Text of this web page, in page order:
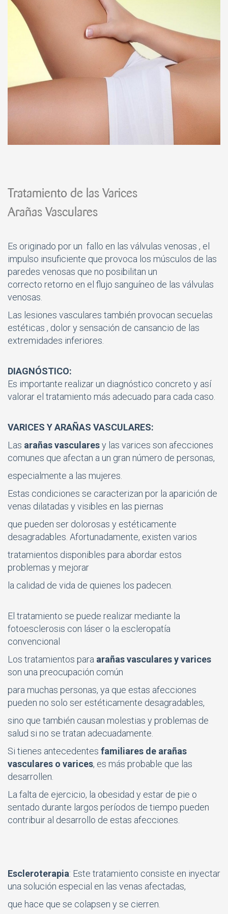
Tratamiento de las Varices
Arañas Vasculares
Es originado por un fallo en las válvulas venosas , el
impulso insuficiente que provoca los músculos de las
paredes venosas que no posibilitan un
correcto retorno en el flujo sanguíneo de las válvulas
venosas.
Las lesiones vasculares también provocan secuelas
estéticas , dolor y sensación de cansancio de las
extremidades inferiores.
DIAGNÓSTICO:
Es importante realizar un diagnóstico concreto y así
valorar el tratamiento más adecuado para cada caso.
VARICES Y ARAÑAS VASCULARES:
Las arañas vascularesy las varices son afecciones
comunes que afectan a un gran número de personas,
especialmente a las mujeres.
Estas condiciones se caracterizan por la aparición de
venas dilatadas y visibles en las piernas
que pueden ser dolorosas y estéticamente
desagradables. Afortunadamente, existen varios
tratamientos disponibles para abordar estos
problemas y mejorar
la calidad de vida de quienes los padecen.
El tratamiento se puede realizar mediante la
fotoesclerosis con láser o la escleropatía
convencional
Los tratamientos para arañas vasculares y varices
son una preocupación común
para muchas personas, ya que estas afecciones
pueden no solo ser estéticamente desagradables,
sino que también causan molestias y problemas de
salud si no se tratan adecuadamente.
Si tienes antecedentes familiares de arañas
vasculares o varices, es más probable que las
desarrollen.
La falta de ejercicio, la obesidad y estar de pie o
sentado durante largos períodos de tiempo pueden
contribuir al desarrollo de estas afecciones.
Escleroterapia: Este tratamiento consiste en inyectar
una solución especial en las venas afectadas,
que hace que se colapsen y se cierren.